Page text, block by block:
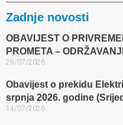
Zadnje novosti
OBAVIJEST O
PROMETA –
29/07/2026
Obavijest o prekidu
srpnja 2026. godine
14/07/2026